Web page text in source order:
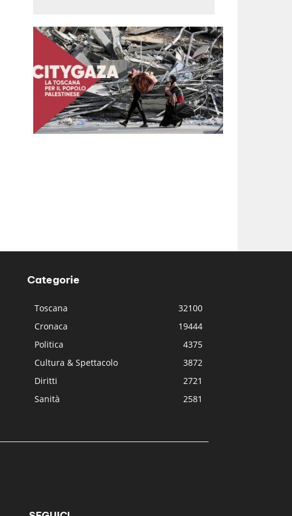
Categorie
Toscana
32100
Cronaca
19444
Politica
4375
Cultura & Spettacolo
3872
Diritti
2721
Sanità
2581